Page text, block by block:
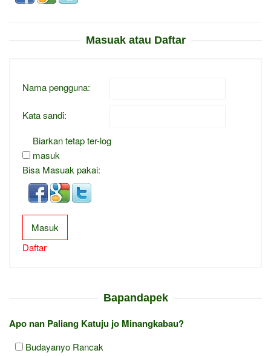
Masuak atau Daftar
Nama pengguna:
Kata sandi:
Biarkan tetap ter-log
masuk
Bisa Masuak pakai:
Masuk
Daftar
Bapandapek
Apo nan Paliang Katuju jo Minangkabau?
Budayanyo Rancak